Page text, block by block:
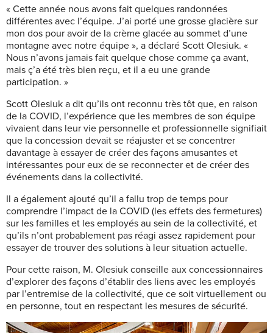
« Cette année nous avons fait quelques randonnées
différentes avec l’équipe. J’ai porté une grosse glacière sur
mon dos pour avoir de la crème glacée au sommet d’une
montagne avec notre équipe », a déclaré Scott Olesiuk. «
Nous n’avons jamais fait quelque chose comme ça avant,
mais ç’a été très bien reçu, et il a eu une grande
participation. »
Scott Olesiuk a dit qu’ils ont reconnu très tôt que, en raison
de la COVID, l’expérience que les membres de son équipe
vivaient dans leur vie personnelle et professionnelle signifiait
que la concession devait se réajuster et se concentrer
davantage à essayer de créer des façons amusantes et
intéressantes pour eux de se reconnecter et de créer des
événements dans la collectivité.
Il a également ajouté qu’il a fallu trop de temps pour
comprendre l’impact de la COVID (les effets des fermetures)
sur les familles et les employés au sein de la collectivité, et
qu’ils n’ont probablement pas réagi assez rapidement pour
essayer de trouver des solutions à leur situation actuelle.
Pour cette raison, M. Olesiuk conseille aux concessionnaires
d’explorer des façons d’établir des liens avec les employés
par l’entremise de la collectivité, que ce soit virtuellement ou
en personne, tout en respectant les mesures de sécurité.